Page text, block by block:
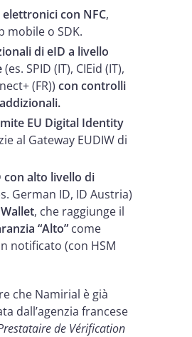
con NFC,
mobile o SDK.
di eID a livello
(es. SPID (IT), CIEid (IT),
(FR)) con controlli
EU Digital Identity
al Gateway EUDIW di
con alto livello di
German ID, ID Austria)
, che raggiunge il
“Alto” come
notificato (con HSM
che Namirial è già
dall’agenzia francese
de Vérification